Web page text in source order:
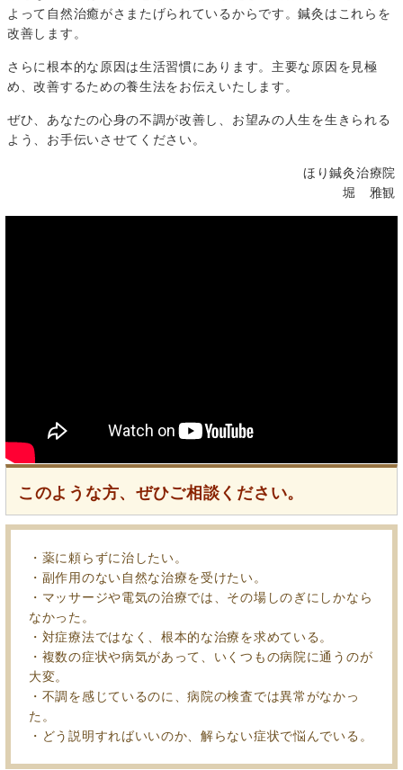
よって自然治癒がさまたげられているからです。鍼灸はこれらを
改善します。
さらに根本的な原因は生活習慣にあります。主要な原因を見極
め、改善するための養生法をお伝えいたします。
ぜひ、あなたの心身の不調が改善し、お望みの人生を生きられる
よう、お手伝いさせてください。
ほり鍼灸治療院
堀 雅観
このような方、ぜひご相談ください。
・薬に頼らずに治したい。
・副作用のない自然な治療を受けたい。
・マッサージや電気の治療では、その場しのぎにしかなら
なかった。
・対症療法ではなく、根本的な治療を求めている。
・複数の症状や病気があって、いくつもの病院に通うのが
大変。
・不調を感じているのに、病院の検査では異常がなかっ
た。
・どう説明すればいいのか、解らない症状で悩んでいる。